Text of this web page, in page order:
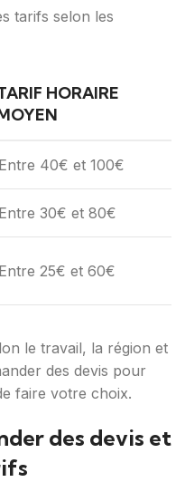
tarifs selon les
HORAIRE
Entre 40€ et 100€
Entre 30€ et 80€
Entre 25€ et 60€
le travail, la région et
des devis pour
faire votre choix.
des devis et